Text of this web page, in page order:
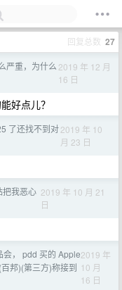
回复总数 27
严重，为什么 2019 年 12 月
16 日
好点儿？
了还找不到对2019 年 10
月 23 日
把我恶心 2019 年 10 月 21
日
会， pdd 买的 Apple
邦)(第三方)称接到
2019 年
10 月
16 日